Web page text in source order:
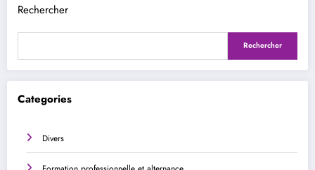
Rechercher
Rechercher
Categories
Divers